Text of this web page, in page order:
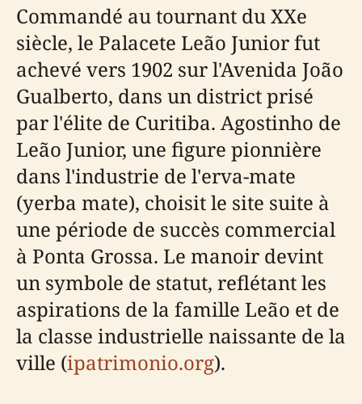
Commandé au tournant du XXe
siècle, le Palacete Leão Junior fut
achevé vers 1902 sur l'Avenida João
Gualberto, dans un district prisé
par l'élite de Curitiba. Agostinho de
Leão Junior, une figure pionnière
dans l'industrie de l'erva-mate
(yerba mate), choisit le site suite à
une période de succès commercial
à Ponta Grossa. Le manoir devint
un symbole de statut, reflétant les
aspirations de la famille Leão et de
la classe industrielle naissante de la
ville (ipatrimonio.org).